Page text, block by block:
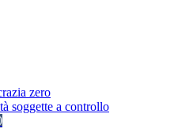
zero
soggette a controllo